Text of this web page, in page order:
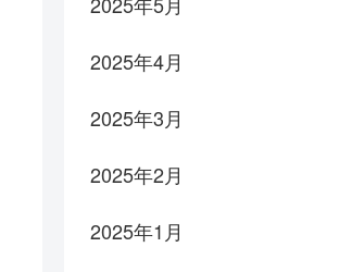
2025年4月
2025年3月
2025年2月
2025年1月